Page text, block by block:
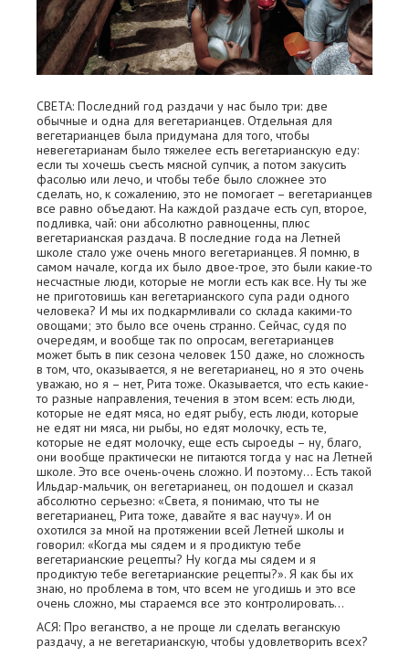
СВЕТА: Последний год раздачи у нас было три: две
обычные и одна для вегетарианцев. Отдельная для
вегетарианцев была придумана для того, чтобы
невегетарианам было тяжелее есть вегетарианскую еду:
если ты хочешь съесть мясной супчик, а потом закусить
фасолью или лечо, и чтобы тебе было сложнее это
сделать, но, к сожалению, это не помогает – вегетарианцев
все равно объедают. На каждой раздаче есть суп, второе,
подливка, чай: они абсолютно равноценны, плюс
вегетарианская раздача. В последние года на Летней
школе стало уже очень много вегетарианцев. Я помню, в
самом начале, когда их было двое-трое, это были какие-то
несчастные люди, которые не могли есть как все. Ну ты же
не приготовишь кан вегетарианского супа ради одного
человека? И мы их подкармливали со склада какими-то
овощами; это было все очень странно. Сейчас, судя по
очередям, и вообще так по опросам, вегетарианцев
может быть в пик сезона человек 150 даже, но сложность
в том, что, оказывается, я не вегетарианец, но я это очень
уважаю, но я – нет, Рита тоже. Оказывается, что есть какие-
то разные направления, течения в этом всем: есть люди,
которые не едят мяса, но едят рыбу, есть люди, которые
не едят ни мяса, ни рыбы, но едят молочку, есть те,
которые не едят молочку, еще есть сыроеды – ну, благо,
они вообще практически не питаются тогда у нас на Летней
школе. Это все очень-очень сложно. И поэтому... Есть такой
Ильдар-мальчик, он вегетарианец, он подошел и сказал
абсолютно серьезно: «Света, я понимаю, что ты не
вегетарианец, Рита тоже, давайте я вас научу». И он
охотился за мной на протяжении всей Летней школы и
говорил: «Когда мы сядем и я продиктую тебе
вегетарианские рецепты? Ну когда мы сядем и я
продиктую тебе вегетарианские рецепты?». Я как бы их
знаю, но проблема в том, что всем не угодишь и это все
очень сложно, мы стараемся все это контролировать...
АСЯ: Про веганство, а не проще ли сделать веганскую
раздачу, а не вегетарианскую, чтобы удовлетворить всех?